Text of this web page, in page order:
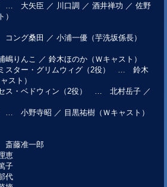
… 大矢臣 ／ 川口調 ／ 酒井禅功 ／ 佐野
ング桑田 ／ 小浦一優（芋洗坂係長）
りんこ ／ 鈴木ほのか（Ｗキャスト）
ミスター・グリムウィグ（2役） … 鈴木
スト）
セス・ベドウィン（2役） … 北村岳子 ／
… 小野寺昭 ／ 目黒祐樹（Ｗキャスト）
藤准一郎
恵
子
代